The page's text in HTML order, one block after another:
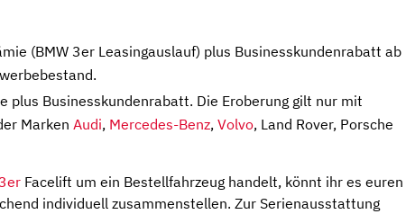
(BMW 3er Leasingauslauf) plus Businesskundenrabatt ab
plus Businesskundenrabatt. Die Eroberung gilt nur mit
Marken Audi, Mercedes-Benz, Volvo, Land Rover, Porsche
Facelift um ein Bestellfahrzeug handelt, könnt ihr es euren
individuell zusammenstellen. Zur Serienausstattung